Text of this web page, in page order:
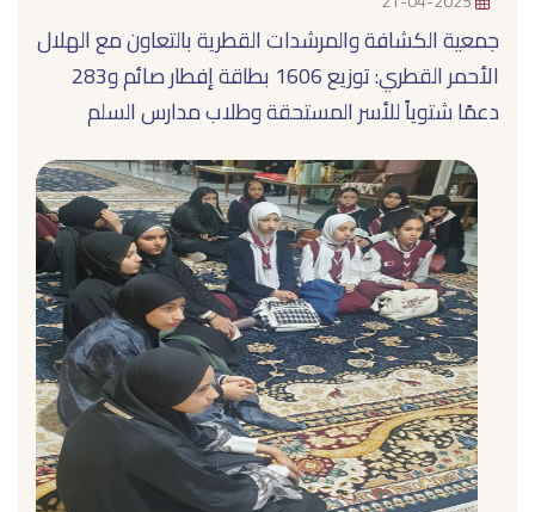
جمعية الكشافة والمرشدات القطرية بالتعاون مع الهلال
الأحمر القطري: توزيع 1606 بطاقة إفطار صائم و283
دعمًا شتوياً للأسر المستحقة وطلاب مدارس السلم